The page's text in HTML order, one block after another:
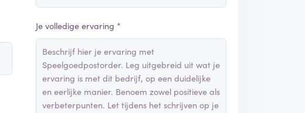
Je volledige ervaring *